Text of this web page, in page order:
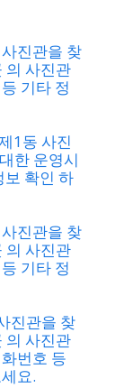
진관을 찾
의 사진관
기타 정
1동 사진
한 운영시
보 확인 하
진관을 찾
의 사진관
기타 정
진관을 찾
의 사진관
번호 등
요.